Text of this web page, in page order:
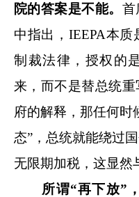
院的答案是不能。 首
中指出，IEEPA本
制裁法律，授权的
来，而不是替总统
府的解释，那任何时
态”，总统就能绕过
无限期加税，这显然
所谓“再下放”